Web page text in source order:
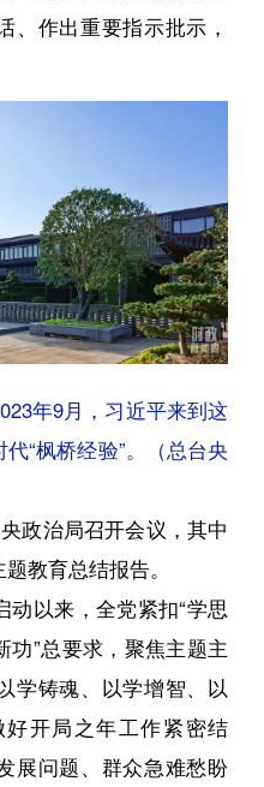
、作出重要指示批示，
年9月，习近平来到这
“枫桥经验”。（总台央
治局召开会议，其中
教育总结报告。
以来，全党紧扣“学思
”总要求，聚焦主题主
学铸魂、以学增智、以
开局之年工作紧密结
展问题、群众急难愁盼